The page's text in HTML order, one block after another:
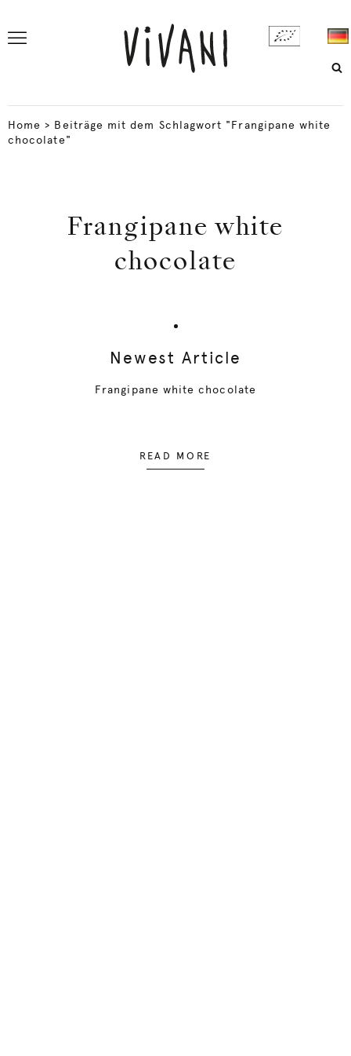
Home > Beiträge mit dem Schlagwort "Frangipane white
chocolate"
Frangipane white
chocolate
Newest Article
Frangipane white chocolate
READ MORE